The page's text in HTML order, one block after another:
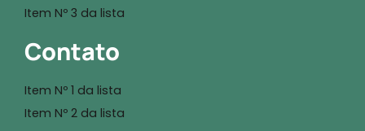
Item Nº 3 da lista
Contato
Item Nº 1 da lista
Item Nº 2 da lista